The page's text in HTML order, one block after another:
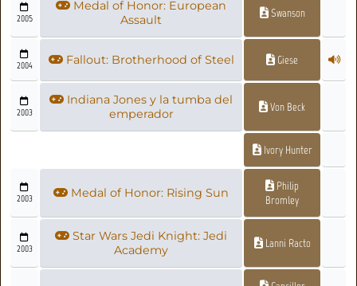
2005
Medal of Honor: European
Assault
Swanson
2004 Fallout: Brotherhood of Steel Giese
2003
Indiana Jones y la tumba del
emperador
Von Beck
Ivory Hunter
2003 Medal of Honor: Rising Sun
Philip
Bromley
2003
Star Wars Jedi Knight: Jedi
Academy
Lanni Racto